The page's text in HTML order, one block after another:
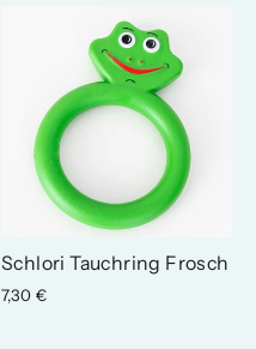
Schlori Tauchring Frosch
7,30 €